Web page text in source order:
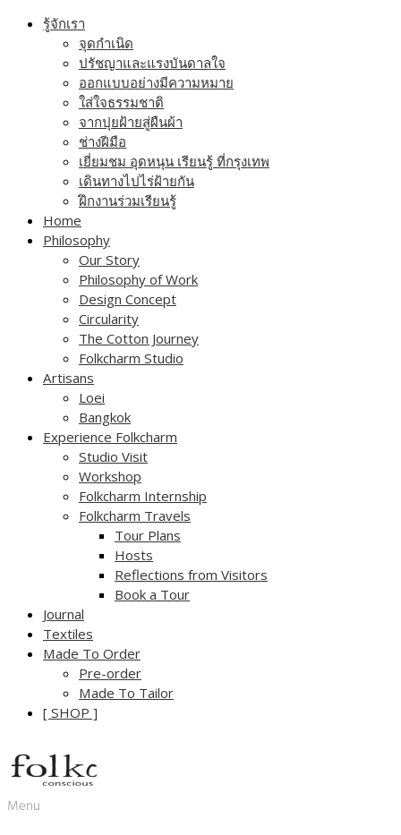
Skip
รู้จักเรา
จุดกำเนิด
ปรัชญาและแรงบันดาลใจ
ออกแบบอย่างมีความหมาย
ใส่ใจธรรมชาติ
จากปุยฝ้ายสู่ผืนผ้า
ช่างฝีมือ
เยี่ยมชม อุดหนุน เรียนรู้ ที่กรุงเทพ
เดินทางไปไร่ฝ้ายกัน
ฝึกงานร่วมเรียนรู้
Home
Philosophy
Our Story
Philosophy of Work
Design Concept
Circularity
The Cotton Journey
Folkcharm Studio
Artisans
Loei
Bangkok
Experience Folkcharm
Studio Visit
Workshop
Folkcharm Internship
Folkcharm Travels
Tour Plans
Hosts
Reflections from Visitors
Book a Tour
Journal
Textiles
Made To Order
Pre-order
Made To Tailor
[ SHOP ]
Menu